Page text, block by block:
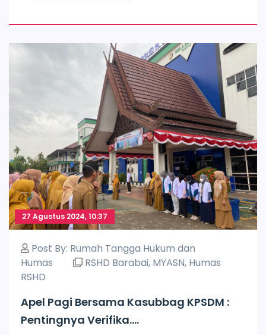
27 Agustus 2024, 10:37
Post By: Rumah Tangga Hukum dan
Humas
RSHD Barabai, MYASN, Humas
RSHD
Apel Pagi Bersama Kasubbag KPSDM :
Pentingnya Verifika....